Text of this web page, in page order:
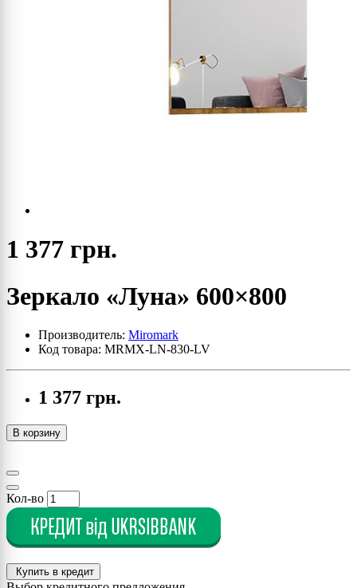
1 377 грн.
Зеркало «Луна» 600×800
Производитель: Miromark
Код товара: MRMX-LN-830-LV
1 377 грн.
В корзину
Кол-во
Купить в кредит